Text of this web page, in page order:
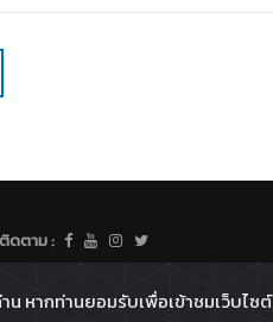
ติดตาม :
หากท่านยอมรับเพื่อเข้าชมเว็บไซ